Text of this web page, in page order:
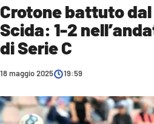
POLITICA
COSENZA CALCIO
ECONOMIA E LAVORO
SANITÀ
Crotone battuto
Scida: 1-2
di Serie C
18 maggio 2025 19:59